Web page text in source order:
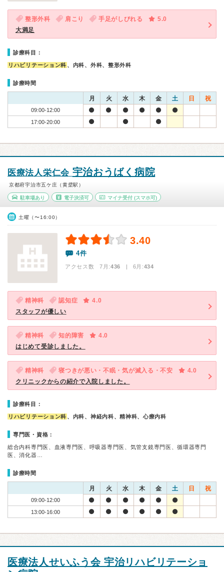
整形外科 肩こり 手足がしびれる
5.0
大満足
診療科目：
リハビリテーション科 、内科、外科、整形外科
診療時間
月 火 水 木 金 土 日 祝
09:00-12:00
17:00-20:00
医療法人栄仁会 宇治おうばく病院
京都府宇治市五ケ庄（黄檗駅）
駐車場あり 電子決済可 マイナ受付 (スマホ可)
土曜（〜16:00）
3.40
4件
アクセス数 7月:436 | 6月:434
精神科 認知症
4.0
スタッフが優しい
精神科 知的障害
4.0
はじめて受診しました。
精神科 寝つきが悪い・不眠・気が滅入る・不安
4.0
クリニックからの紹介で入院しました。
診療科目：
リハビリテーション科 、内科、神経内科、精神科、心療内科
専門医・資格：
総合内科専門医、血液専門医、呼吸器専門医、気管支鏡専門医、循環器専門
医、消化器…
診療時間
月 火 水 木 金 土 日 祝
09:00-12:00
13:00-16:00
医療法人せいふう会 宇治リハビリテーショ